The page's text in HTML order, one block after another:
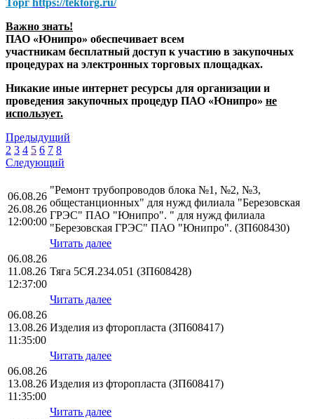
Торг https://tektorg.ru/
Важно знать!
ПАО «Юнипро» обеспечивает всем
участникам бесплатный доступ к участию в закупочных
процедурах на электронных торговых площадках.
Никакие иные интернет ресурсы для организации и
проведения закупочных процедур ПАО «Юнипро» не
использует.
Предыдущий
2 3 4 5 6 7 8
Следующий
06.08.26
26.08.26
12:00:00
"Ремонт трубопроводов блока №1, №2, №3,
общестанционных" для нужд филиала "Березовская
ГРЭС" ПАО "Юнипро". " для нужд филиала
"Березовская ГРЭС" ПАО "Юнипро". (ЗП608430)
Читать далее
06.08.26
11.08.26
12:37:00
Тяга 5СЯ.234.051 (ЗП608428)
Читать далее
06.08.26
13.08.26
11:35:00
Изделия из фторопласта (ЗП608417)
Читать далее
06.08.26
13.08.26
11:35:00
Изделия из фторопласта (ЗП608417)
Читать далее